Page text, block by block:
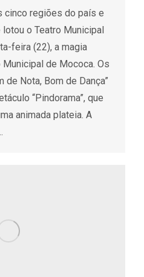
cinco regiões do país e
o Teatro Municipal
feira (22), a magia
de Mococa. Os
de Nota, Bom de Dança”
“Pindorama”, que
animada plateia. A